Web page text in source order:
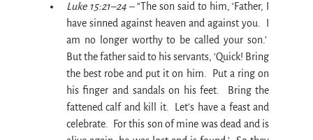
Luke 15:21–24 – “The son said to him, ‘Father, I
have sinned against heaven and against you.  I
am no longer worthy to be called your son.’
But the father said to his servants, ‘Quick! Bring
the best robe and put it on him.  Put a ring on
his finger and sandals on his feet.  Bring the
fattened calf and kill it.  Let’s have a feast and
celebrate.  For this son of mine was dead and is